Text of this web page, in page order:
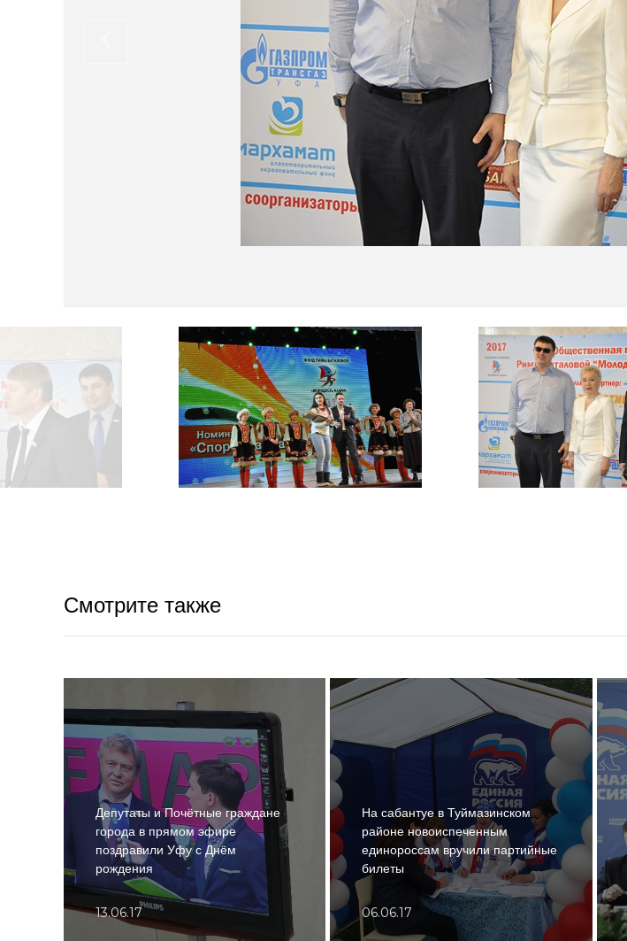
Смотрите также
Депутаты и Почётные граждане
города в прямом эфире
поздравили Уфу с Днём
рождения
13.06.17
На сабантуе в Туймазинском
районе новоиспеченным
единороссам вручили партийные
билеты
06.06.17